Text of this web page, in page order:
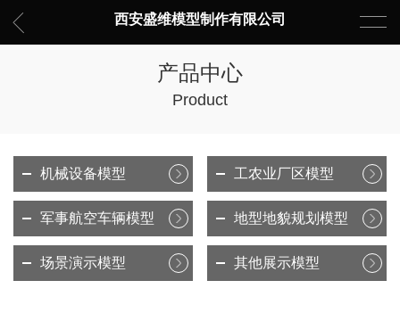
西安盛维模型制作有限公司
产品中心
Product
机械设备模型 工农业厂区模型
军事航空车辆模型 地型地貌规划模型
场景演示模型 其他展示模型